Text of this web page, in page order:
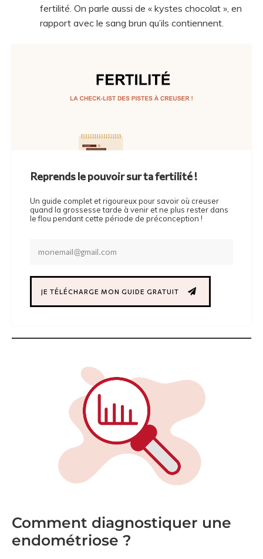
fertilité. On parle aussi de « kystes chocolat », en
rapport avec le sang brun qu’ils contiennent.
Reprends le pouvoir sur ta fertilité !
Un guide complet et rigoureux pour savoir où creuser
quand la grossesse tarde à venir et ne plus rester dans
le flou pendant cette période de préconception !
JE TÉLÉCHARGE MON GUIDE GRATUIT
Comment diagnostiquer une
endométriose ?